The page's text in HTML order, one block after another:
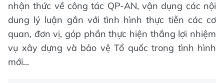
nhận thức về công tác QP-AN, vận dụng các nội
dung lý luận gắn với tình hình thực tiễn các cơ
quan, đơn vị, góp phần thực hiện thắng lợi nhiệm
vụ xây dựng và bảo vệ Tổ quốc trong tình hình
mới...